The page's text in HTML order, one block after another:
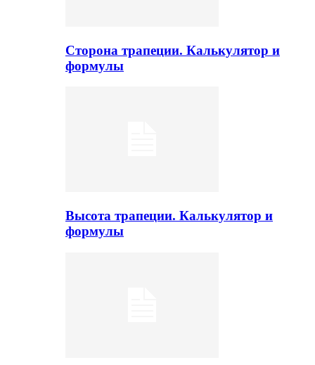
Сторона трапеции. Калькулятор и
формулы
Высота трапеции. Калькулятор и
формулы